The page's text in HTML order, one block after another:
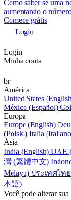
Como saber se uma
aumentando o
Comece grátis
Login
Login
Minha conta
br
América
United States
México (Español)
Europa
Europe (English)
(Polski) Italia
Ásia
India (English)
灣 (繁體中文)
Melayu) ประเทศไท
本語)
Você pode alterar